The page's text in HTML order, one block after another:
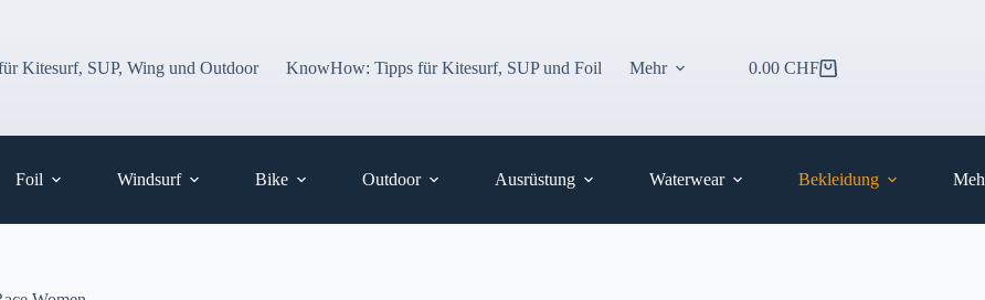
Kitesurf, SUP, Wing und Outdoor
KnowHow: Tipps für Kitesurf, SUP und Foil Mehr Warenkorb
0.00 CHF
Foil Windsurf Bike Outdoor Ausrüstung Waterwear Bekleidung